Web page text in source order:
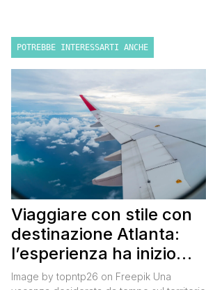
POTREBBE INTERESSARTI ANCHE
Viaggiare con stile con
destinazione Atlanta:
l’esperienza ha inizio
con un volo Air France
Image by topntp26 on Freepik Una